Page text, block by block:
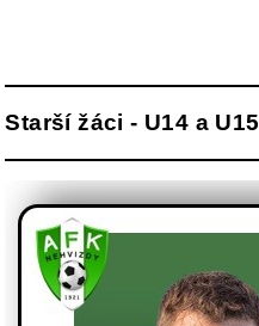
Starší žáci - U14 a U15